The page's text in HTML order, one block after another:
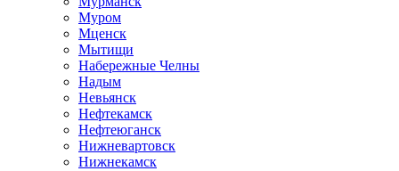
Муром
Мценск
Мытищи
Набережные Челны
Надым
Невьянск
Нефтекамск
Нефтеюганск
Нижневартовск
Нижнекамск